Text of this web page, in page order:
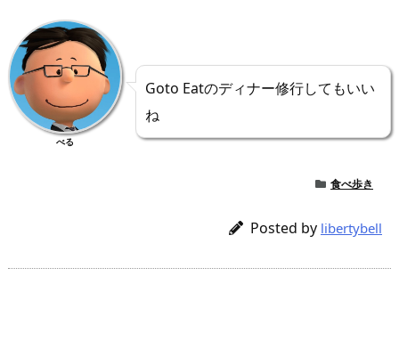
べる
Goto Eatのディナー修行してもいい
ね
食べ歩き
Posted by libertybell